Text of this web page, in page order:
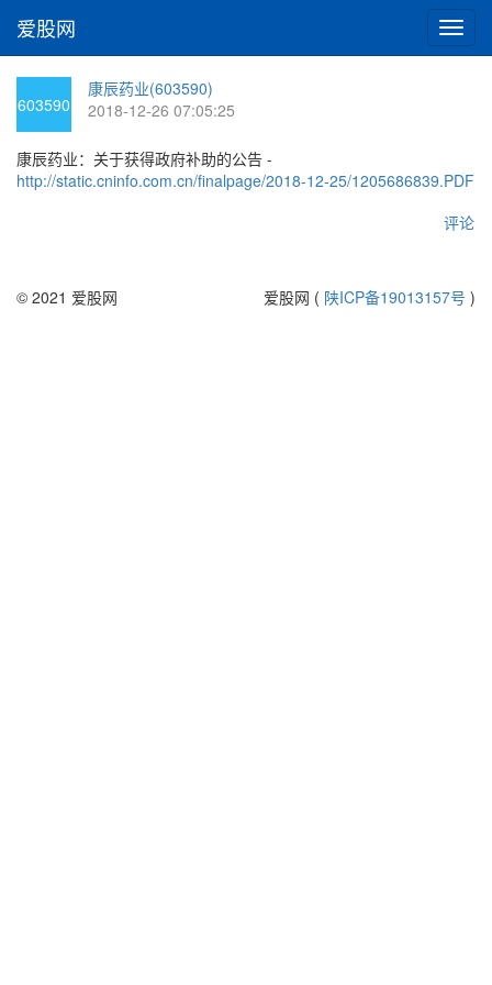
切
换
爱股网
603590
康辰药业(603590)
2018-12-26 07:05:25
康辰药业：关于获得政府补助的公告 -
http://static.cninfo.com.cn/finalpage/2018-12-25/1205686839.PDF
评论
© 2021 爱股网 爱股网 ( 陕ICP备19013157号 )